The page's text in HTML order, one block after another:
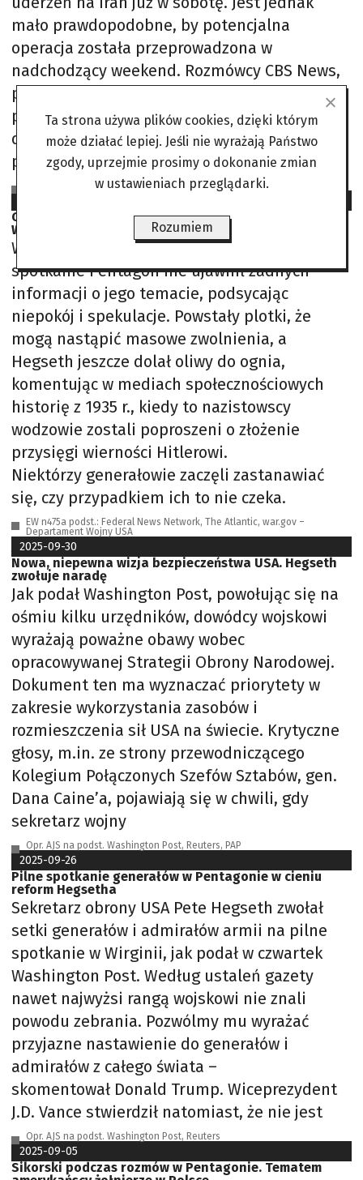
mało prawdopodobne, by potencjalna
operacja została przeprowadzona w
nadchodzący weekend. Rozmówcy CBS News,
proszący o anonimowość, przekazali, że
prezydent USA wciąż nie podjął ostatecznej
decyzji dotyczącej ewentualnego
przeprowadzenia ataku. Według źródeł
Opr. AJS na podst. CBS News, Axios
Generałowie w Quantico. Witamy w Departamencie
Wojny
W dniach poprzedzających
spotkanie Pentagon nie ujawnił żadnych
informacji o jego temacie, podsycając
niepokój i spekulacje. Powstały plotki, że
mogą nastąpić masowe zwolnienia, a
Hegseth jeszcze dolał oliwy do ognia,
komentując w mediach społecznościowych
historię z 1935 r., kiedy to nazistowscy
wodzowie zostali poproszeni o złożenie
przysięgi wierności Hitlerowi.
Niektórzy generałowie zaczęli zastanawiać
się, czy przypadkiem ich to nie czeka.
EW n475a podst.: Federal News Network, The Atlantic, war.gov –
Departament Wojny USA
2025-09-30
Nowa, niepewna wizja bezpieczeństwa USA. Hegseth
zwołuje naradę
Jak podał Washington Post, powołując się na
ośmiu kilku urzędników, dowódcy wojskowi
wyrażają poważne obawy wobec
opracowywanej Strategii Obrony Narodowej.
Dokument ten ma wyznaczać priorytety w
zakresie wykorzystania zasobów i
rozmieszczenia sił USA na świecie. Krytyczne
głosy, m.in. ze strony przewodniczącego
Kolegium Połączonych Szefów Sztabów, gen.
Dana Caine’a, pojawiają się w chwili, gdy
sekretarz wojny
Opr. AJS na podst. Washington Post, Reuters, PAP
2025-09-26
Pilne spotkanie generałów w Pentagonie w cieniu
reform Hegsetha
Sekretarz obrony USA Pete Hegseth zwołał
setki generałów i admirałów armii na pilne
spotkanie w Wirginii, jak podał w czwartek
Washington Post. Według ustaleń gazety
nawet najwyżsi rangą wojskowi nie znali
powodu zebrania. Pozwólmy mu wyrażać
przyjazne nastawienie do generałów i
admirałów z całego świata –
skomentował Donald Trump. Wiceprezydent
J.D. Vance stwierdził natomiast, że nie jest
Opr. AJS na podst. Washington Post, Reuters
2025-09-05
Sikorski podczas rozmów w Pentagonie. Tematem
Ta strona używa plików cookies, dzięki którym
może działać lepiej. Jeśli nie wyrażają Państwo
zgody, uprzejmie prosimy o dokonanie zmian
w ustawieniach przeglądarki.
Rozumiem